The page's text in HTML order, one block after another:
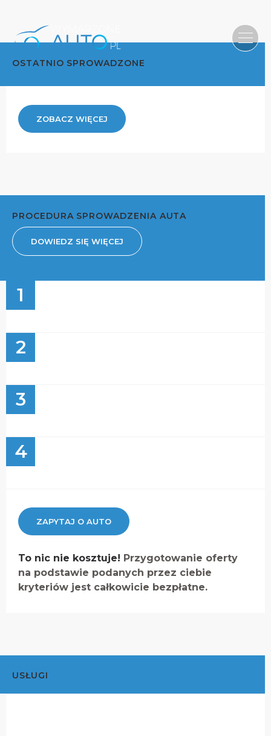
OSTATNIO SPROWADZONE
ZOBACZ WIĘCEJ
PROCEDURA SPROWADZENIA AUTA
DOWIEDZ SIĘ WIĘCEJ
1
2
3
4
ZAPYTAJ O AUTO
To nic nie kosztuje! Przygotowanie oferty
na podstawie podanych przez ciebie
kryteriów jest całkowicie bezpłatne.
USŁUGI